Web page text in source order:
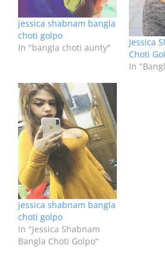
jessica shabnam bangla
choti golpo
In "bangla choti aunty"
Jessica
Choti
In
jessica shabnam bangla
choti golpo
In "Jessica Shabnam
Bangla Choti Golpo"